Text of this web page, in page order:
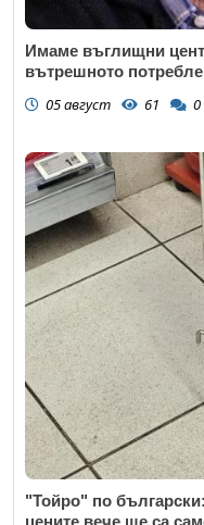
Имаме въглищни
вътрешното
05 август 61 0
"Тойро" по